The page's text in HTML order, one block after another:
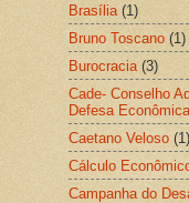
Brasília (1)
Bruno Toscano (1)
Burocracia (3)
Cade- Conselho
Defesa Econômica
Caetano Veloso (1)
Cálculo
Campanha do